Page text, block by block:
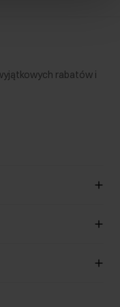
rabatów i